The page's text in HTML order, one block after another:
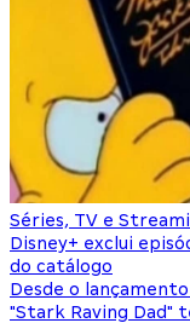
Séries, TV e
Disney+ exclui
do catálogo
Desde o
"Stark Raving Dad"